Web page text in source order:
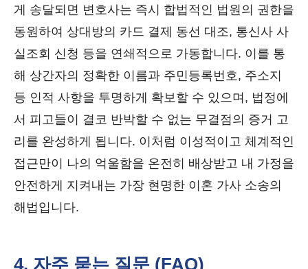
게 송달되면 변호사는 즉시 합법적인 법원의 권한을
동원하여 상대방의 카드 결제 동선 대조, 통신사 사
실조회 신청 등을 연쇄적으로 가동합니다. 이를 통
해 상간자의 정확한 이름과 주민등록번호, 주소지
등 인적 사항을 투명하게 확보할 수 있으며, 법정에
서 피고들이 결코 반박할 수 없는 무결점의 증거 고
리를 완성하게 됩니다. 이처럼 이성적이고 체계적인
접근만이 나의 억울함을 온전히 배상받고 내 가정을
안전하게 지켜내는 가장 현명한 이혼 가사 소송의
해법입니다.
4. 자주 묻는 질문 (FAQ)